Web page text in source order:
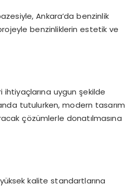
Ankara’da benzinlik
benzinliklerin estetik ve
uygun şekilde
tutulurken, modern tasarım
çözümlerle donatılmasına
kalite standartlarına